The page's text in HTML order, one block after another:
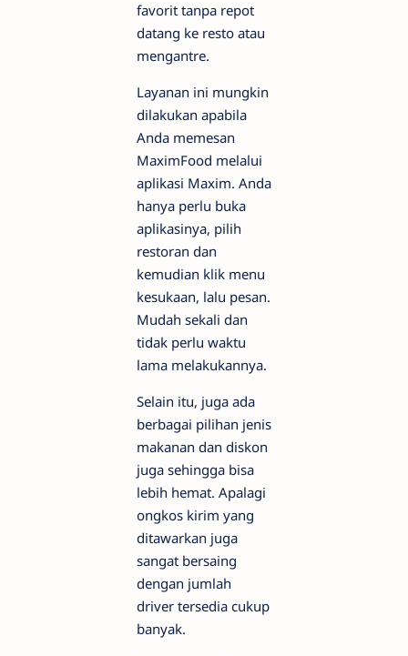
favorit tanpa repot
datang ke resto atau
mengantre.
Layanan ini mungkin
dilakukan apabila
Anda memesan
MaximFood melalui
aplikasi Maxim. Anda
hanya perlu buka
aplikasinya, pilih
restoran dan
kemudian klik menu
kesukaan, lalu pesan.
Mudah sekali dan
tidak perlu waktu
lama melakukannya.
Selain itu, juga ada
berbagai pilihan jenis
makanan dan diskon
juga sehingga bisa
lebih hemat. Apalagi
ongkos kirim yang
ditawarkan juga
sangat bersaing
dengan jumlah
driver tersedia cukup
banyak.